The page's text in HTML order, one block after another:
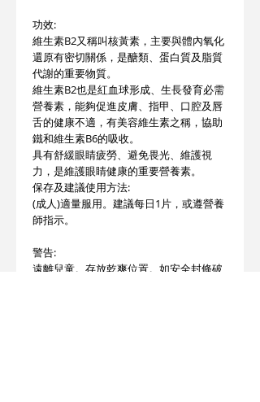
功效:
維生素B2又稱叫核黃素，主要與體內氧化
還原有密切關係，是醣類、蛋白質及脂質
代謝的重要物質。
維生素B2也是紅血球形成、生長發育必需
營養素，能夠促進皮膚、指甲、口腔及唇
舌的健康不適，有美容維生素之稱，協助
鐵和維生素B6的吸收。
具有舒緩眼睛疲勞、避免畏光、維護視
力，是維護眼睛健康的重要營養素。
保存及建議使用方法:
(成人)適量服用。建議每日1片，或遵營養
師指示。
警告:
遠離兒童。存放乾爽位置。如安全封條破